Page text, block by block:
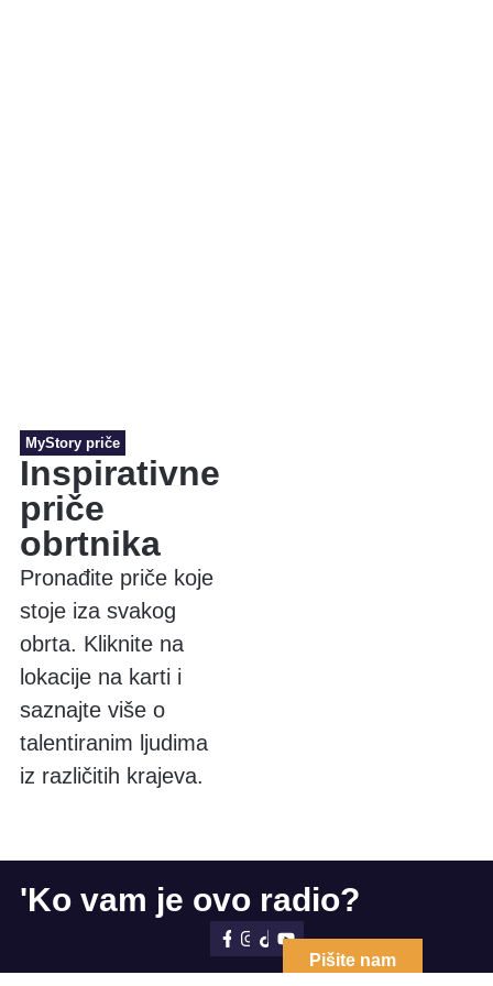
MyStory priče
Inspirativne
priče
obrtnika
Pronađite priče koje
stoje iza svakog
obrta. Kliknite na
lokacije na karti i
saznajte više o
talentiranim ljudima
iz različitih krajeva.
'Ko vam je ovo radio?
Pišite nam